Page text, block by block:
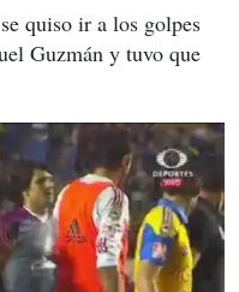
quiso ir a los golpes
Guzmán y tuvo que